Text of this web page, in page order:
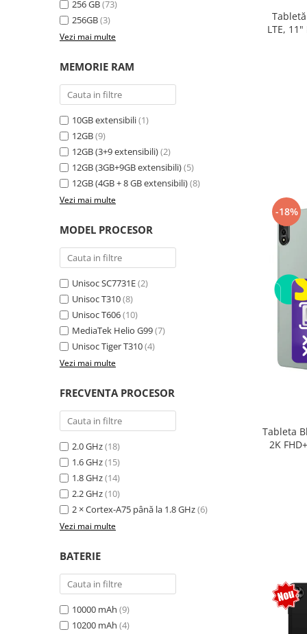
electrică portabile
Panouri solare portabile
Statii incarcare masini electrice
Media player cu Android
Produse resigilate
Termometre non contact
Aspiratoare robot, piese si accesorii
Piese de schimb telefoane mobile
256 GB(73)
256GB(3)
Vezi mai multe
MEMORIE RAM
10GB extensibili(1)
12GB(9)
12GB (3+9 extensibili)(2)
12GB (3GB+9GB extensibili)(5)
12GB (4GB + 8 GB extensibili)(8)
Vezi mai multe
MODEL PROCESOR
Unisoc SC7731E(2)
Unisoc T310(8)
Unisoc T606(10)
MediaTek Helio G99(7)
Unisoc Tiger T310(4)
Vezi mai multe
FRECVENTA PROCESOR
2.0 GHz(18)
1.6 GHz(15)
1.8 GHz(14)
2.2 GHz(10)
2 × Cortex-A75 până la 1.8 GHz(6)
Vezi mai multe
BATERIE
10000 mAh (9)
10200 mAh (4)
LTE, 11"
-18%
Tableta
2K